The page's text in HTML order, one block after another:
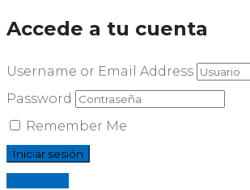
Accede a tu cuenta
Username or Email Address
Password
Remember Me